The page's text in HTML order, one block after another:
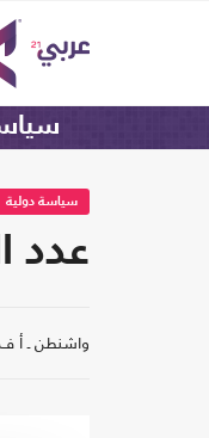
سياسة دولية
عدد
واشنطن ـ أ